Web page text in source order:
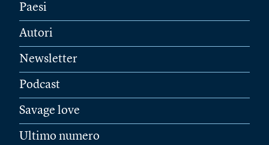
Paesi
Autori
Newsletter
Podcast
Savage love
Ultimo numero